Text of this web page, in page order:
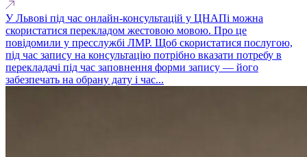
У Львові під час онлайн-консультацій у ЦНАПі можна
скористатися перекладом жестовою мовою. Про це
повідомили у пресслужбі ЛМР. Щоб скористатися послугою,
під час запису на консультацію потрібно вказати потребу в
перекладачі під час заповнення форми запису — його
забезпечать на обрану дату і час...